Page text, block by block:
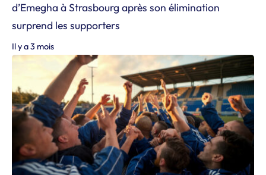
d’Emegha à Strasbourg après son élimination
surprend les supporters
Il y a 3 mois